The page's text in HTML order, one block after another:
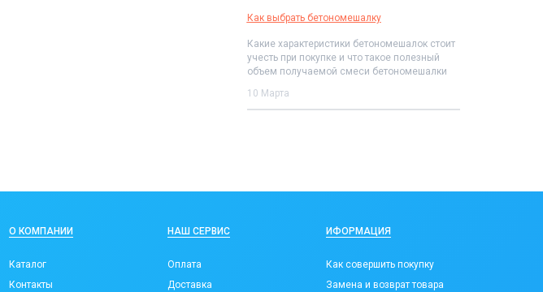
Как выбрать бетономешалку
Какие характеристики бетономешалок стоит
учесть при покупке и что такое полезный
объем получаемой смеси бетономешалки
10 Марта
О КОМПАНИИ
Каталог
Контакты
НАШ СЕРВИС
Оплата
Доставка
ИФОРМАЦИЯ
Как совершить покупку
Замена и возврат товара